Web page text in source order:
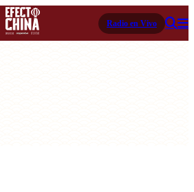
Radio en Vivo